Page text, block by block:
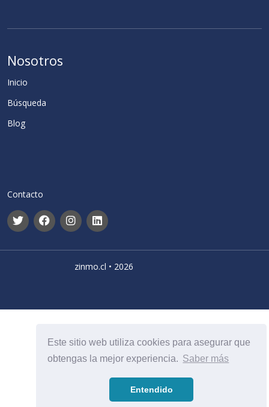
Este sitio web utiliza cookies para asegurar que
obtengas la mejor experiencia. Saber más
Entendido
Nosotros
Inicio
Búsqueda
Blog
Contacto
zinmo.cl • 2026